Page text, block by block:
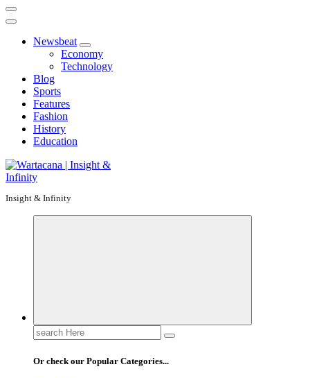
Newsbeat
Economy
Technology
Blog
Sports
Features
Fashion
History
Education
Insight & Infinity
Search
for:
Or check our Popular Categories...